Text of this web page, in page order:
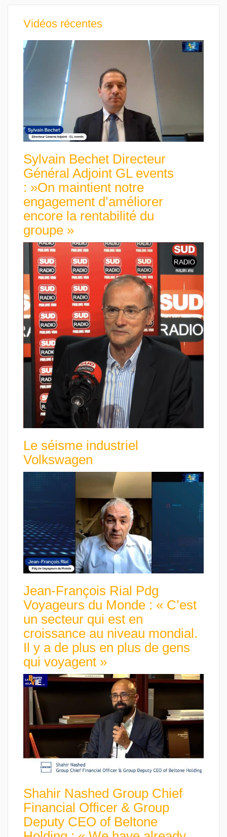
Vidéos récentes
Sylvain Bechet Directeur
Général Adjoint GL events
: »On maintient notre
engagement d’améliorer
encore la rentabilité du
groupe »
Le séisme industriel
Volkswagen
Jean-François Rial Pdg
Voyageurs du Monde : « C’est
un secteur qui est en
croissance au niveau mondial.
Il y a de plus en plus de gens
qui voyagent »
Shahir Nashed Group Chief
Financial Officer & Group
Deputy CEO of Beltone